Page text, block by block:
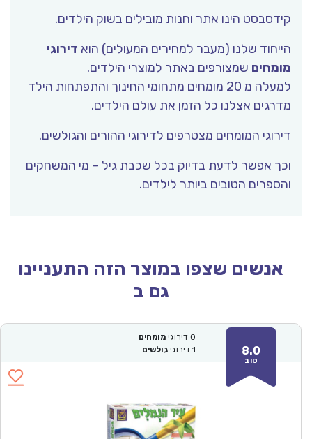
קידסבסט הינו אתר וחנות מובילים בשוק הילדים.
הייחוד שלנו (מעבר למחירים המעולים) הוא דירוגי
מומחים שמצורפים באתר למוצרי הילדים.
למעלה מ 20 מומחים מתחומי החינוך והתפתחות הילד
מדרגים אצלנו כל הזמן את עולם הילדים.
דירוגי המומחים מצטרפים לדירוגי ההורים והגולשים.
וכך אפשר לדעת בדיוק בכל שכבת גיל – מי המשחקים
והספרים הטובים ביותר לילדים.
אנשים שצפו במוצר הזה התעניינו
גם ב
8.0
טוב
0 דירוגי מומחים
1 דירוגי גולשים